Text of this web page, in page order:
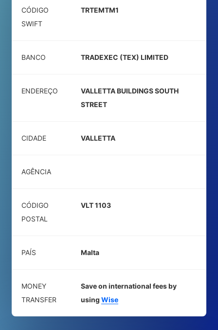
CÓDIGO
SWIFT
TRTEMTM1
BANCO TRADEXEC (TEX) LIMITED
ENDEREÇO
VALLETTA BUILDINGS SOUTH
STREET
CIDADE VALLETTA
AGÊNCIA
CÓDIGO
POSTAL
VLT 1103
PAÍS Malta
MONEY
TRANSFER
Save on international fees by
using Wise